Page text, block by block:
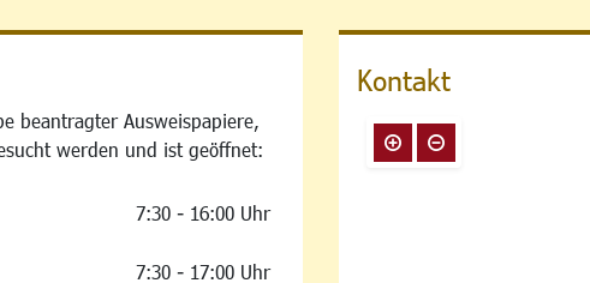
beantragter Ausweispapiere,
werden und ist geöffnet:
7:30 - 16:00 Uhr
7:30 - 17:00 Uhr
Kontakt